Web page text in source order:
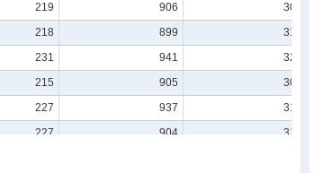
219 906
304
218 899
313
231 941
323
215 905
308
227 937
314
227 904
314